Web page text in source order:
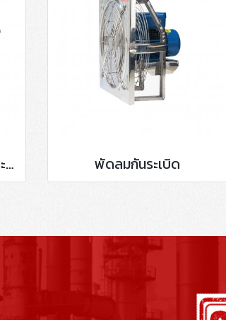
ป้ายไฟทางออกฉุกเฉินกันระเบิด พัดลมกันระเบิด